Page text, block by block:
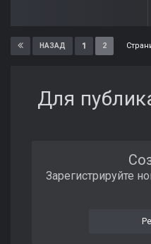
НАЗАД 1 2
Для
Зарегистрируйте